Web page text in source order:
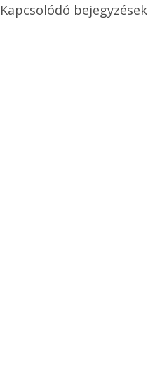
Kapcsolódó bejegyzések